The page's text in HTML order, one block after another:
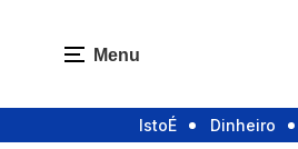
Menu
IstoÉ Dinheiro